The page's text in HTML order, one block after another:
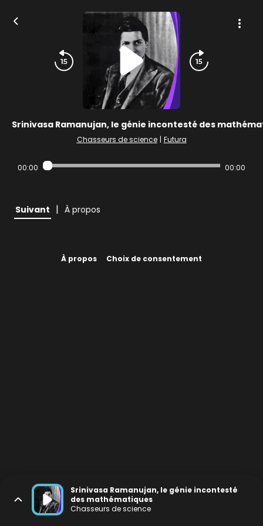
Srinivasa Ramanujan, le génie incontesté des
Chasseurs de science | Futura
00:00 00:00
Suivant | À propos
À propos Choix de consentement
Srinivasa Ramanujan, le génie incontesté
des mathématiques
Chasseurs de science